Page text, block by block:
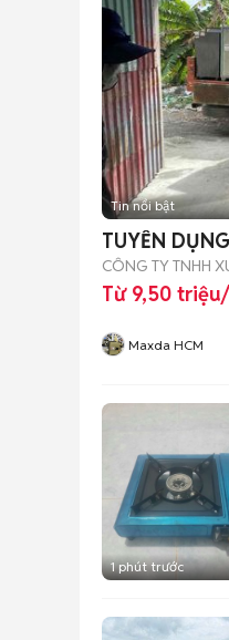
Tin nổi bật
TUYỂN
CÔNG TY TNHH
Từ 9,50
Maxda HCM
1 phút trước